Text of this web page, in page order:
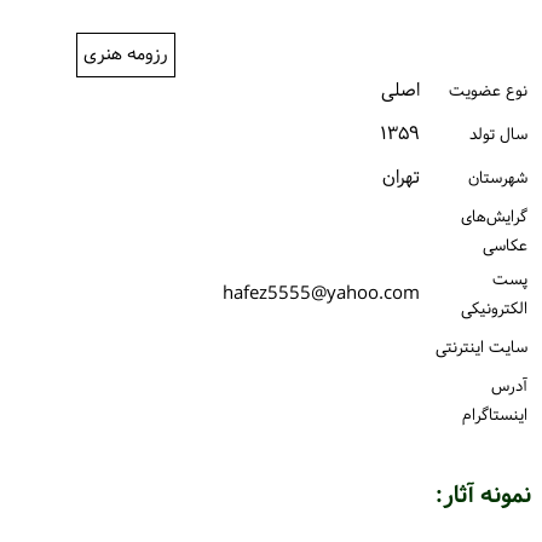
رزومه هنری
نوع عضویت اصلی
سال تولد ۱۳۵۹
شهرستان تهران
گرایش‌های
عکاسی
پست
الكترونیكی
hafez5555@yahoo.com
سایت اینترنتی
آدرس
اینستاگرام
نمونه آثار: